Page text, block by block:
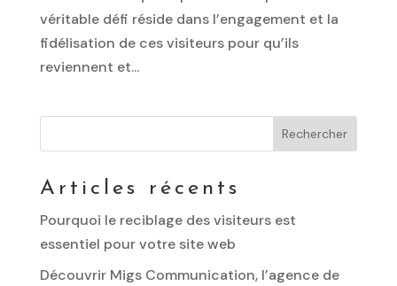
véritable défi réside dans l’engagement et la
fidélisation de ces visiteurs pour qu’ils
reviennent et...
Rechercher
Articles récents
Pourquoi le reciblage des visiteurs est
essentiel pour votre site web
Découvrir Migs Communication, l’agence de